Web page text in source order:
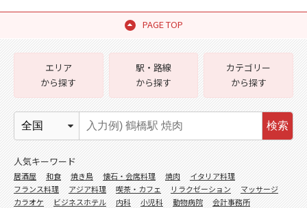
PAGE TOP
エリア
から探す
駅・路線
から探す
カテゴリー
から探す
検索
人気キーワード
居酒屋 和食 焼き鳥 懐石・会席料理 焼肉
イタリア料理
フランス料理
アジア料理 喫茶・カフェ リラクゼーション
マッサージ
カラオケ
ビジネスホテル 内科 小児科 動物病院
会計事務所